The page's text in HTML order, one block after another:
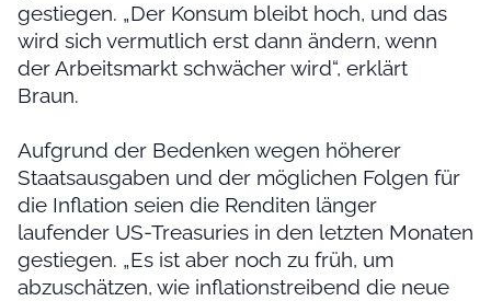
gestiegen. „Der Konsum bleibt hoch, und das
wird sich vermutlich erst dann ändern, wenn
der Arbeitsmarkt schwächer wird“, erklärt
Braun.
Aufgrund der Bedenken wegen höherer
Staatsausgaben und der möglichen Folgen für
die Inflation seien die Renditen länger
laufender US-Treasuries in den letzten Monaten
gestiegen. „Es ist aber noch zu früh, um
abzuschätzen, wie inflationstreibend die neue